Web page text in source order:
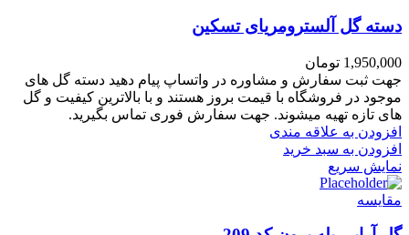
دسته گل آلسترومریای تسکین
1,950,000 تومان
جهت ثبت سفارش و مشاوره در واتساپ پیام دهید دسته گل های
موجود در فروشگاه با قیمت بروز هستند و با بالاترین کیفیت و گل
های تازه تهیه میشوند. جهت سفارش فوری تماس بگیرید.
افزودن به علاقه مندی
افزودن به سبد خرید
نمایش سریع
مقايسه